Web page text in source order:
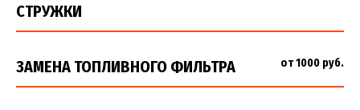
СТРУЖКИ
ЗАМЕНА ТОПЛИВНОГО ФИЛЬТРА от 1000 руб.